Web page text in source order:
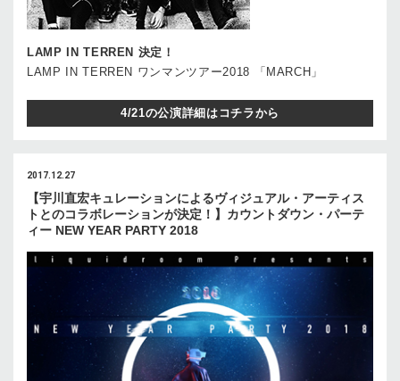
LAMP IN TERREN 決定！
LAMP IN TERREN ワンマンツアー2018 「MARCH」
4/21の公演詳細はコチラから
2017.12.27
【宇川直宏キュレーションによるヴィジュアル・アーティス
トとのコラボレーションが決定！】カウントダウン・パーテ
ィー NEW YEAR PARTY 2018